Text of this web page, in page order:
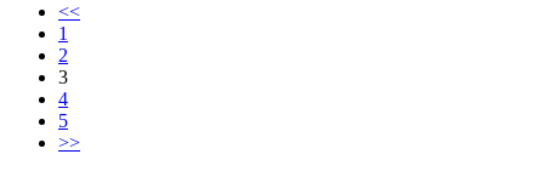
<<
1
2
3
4
5
>>